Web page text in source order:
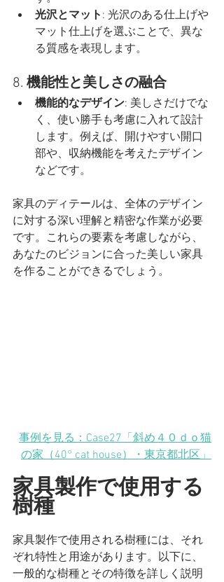
光沢とマット : 光沢のある仕上げや
マット仕上げを選ぶことで、異な
る質感を表現します。
8. 機能性と美しさの融合
機能的なデザイン: 美しさだけでな
く、使い勝手も考慮に入れて設計
します。例えば、開けやすい開口
部や、収納機能を考えたデザイン
などです。
家具のディテールは、全体のデザイン
に対する深い理解と精密な作業が必要
です。これらの要素を考慮しながら、
あなたのビジョンに合った美しい家具
を作ることができるでしょう。
事例を見る：Case27「斜め４０ｄｏ猫
の家（40° cat house）・東京都北区」
家具製作で使用する
樹種
家具製作で使用される樹種には、それ
ぞれ特性と用途があります。以下に、
一般的な樹種とその特徴を詳しく説明